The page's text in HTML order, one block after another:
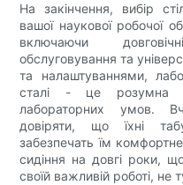
На закінчення, вибір
вашої наукової робочої
включаючи
обслуговування та
та налаштуваннями,
сталі - це розумна
лабораторних умов.
довіряти, що їхні
забезпечать їм
сидіння на довгі роки,
своїй важливій роботі, не